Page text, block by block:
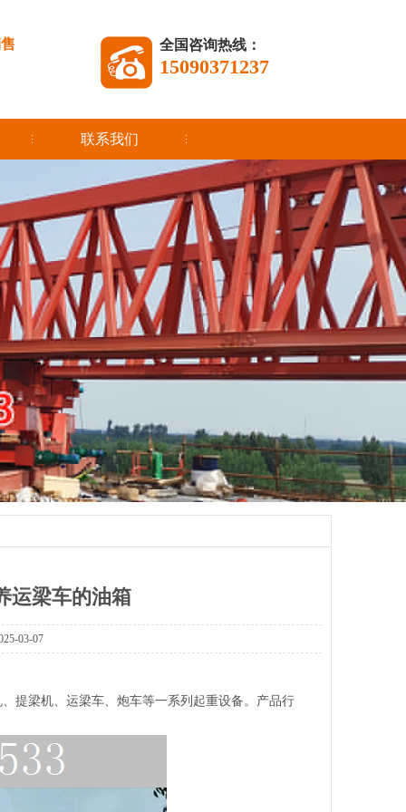
全国咨询热线：
15090371237
联系我们
运梁车的油箱
03-07
梁机、运梁车、炮车等一系列起重设备。产品行